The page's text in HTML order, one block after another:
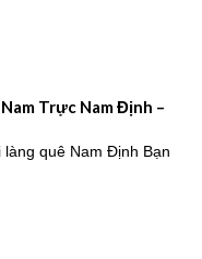
Trực Nam Định –
quê Nam Định Bạn